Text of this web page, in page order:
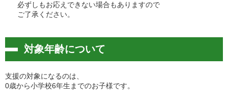
必ずしもお応えできない場合もありますので
ご了承ください。
対象年齢について
支援の対象になるのは、
0歳から小学校6年生までのお子様です。